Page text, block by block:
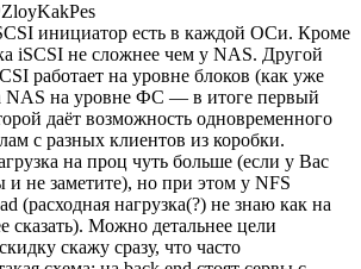
инициатор есть в каждой ОСи. Кроме
iSCSI не сложнее чем у NAS. Другой
работает на уровне блоков (как уже
NAS на уровне ФС — в итоге первый
даёт возможность одновременного
с разных клиентов из коробки.
на проц чуть больше (если у Вас
не заметите), но при этом у NFS
(расходная нагрузка(?) не знаю как на
сказать). Можно детальнее цели
скажу сразу, что часто